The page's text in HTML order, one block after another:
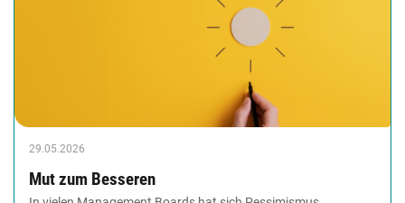
29.05.2026
Mut zum Besseren